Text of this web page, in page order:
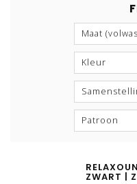
Maat
Kleur
Patroon
ZWART |